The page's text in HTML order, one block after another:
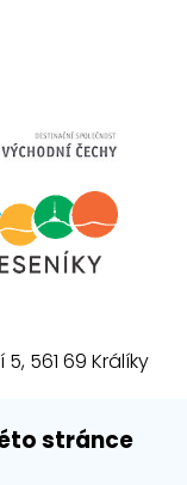
stránce
561 69 Králíky